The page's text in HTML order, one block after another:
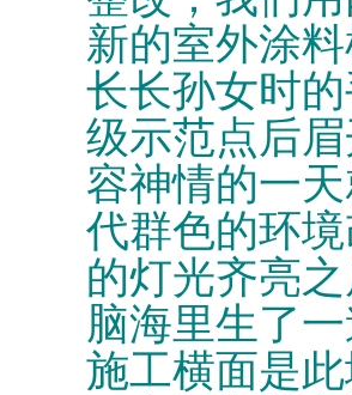
新的室外涂
长长孙女时
级示范点后
容神情的一
代群色的环
的灯光齐亮
脑海里生了
施工横面是